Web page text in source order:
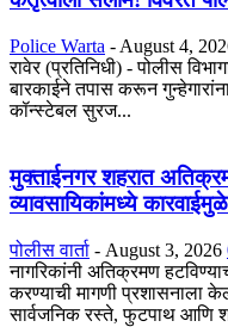
Police Warta - August 4,
रावेर (प्रतिनिधी) - पोलीस
बारकाईने तपास करून
कॉन्स्टेबल सुरज...
मुक्ताईनगर शहरात
व्यावसायिकांमध्ये
पोलीस वार्ता - August 3, 2026
नागरिकांनी अतिक्रमण
करण्याची मागणी प्रशासनाला
सार्वजनिक रस्ते, फुटपाथ आणि